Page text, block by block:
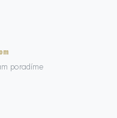
poradíme